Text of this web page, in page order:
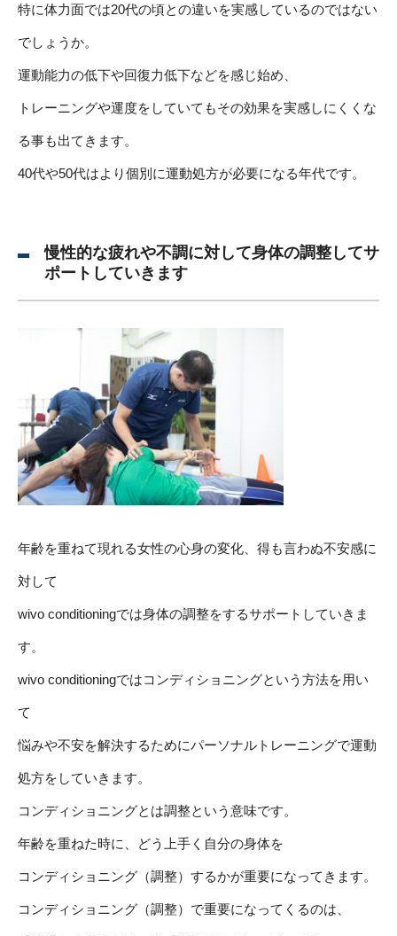
特に体力面では20代の頃との違いを実感しているのではない
でしょうか。
運動能力の低下や回復力低下などを感じ始め、
トレーニングや運度をしていてもその効果を実感しにくくな
る事も出てきます。
40代や50代はより個別に運動処方が必要になる年代です。
慢性的な疲れや不調に対して身体の調整してサ
ポートしていきます
年齢を重ねて現れる女性の心身の変化、得も言わぬ不安感に
対して
wivo conditioningでは身体の調整をするサポートしていきま
す。
wivo conditioningではコンディショニングという方法を用い
て
悩みや不安を解決するためにパーソナルトレーニングで運動
処方をしていきます。
コンディショニングとは調整という意味です。
年齢を重ねた時に、どう上手く自分の身体を
コンディショニング（調整）するかが重要になってきます。
コンディショニング（調整）で重要になってくるのは、